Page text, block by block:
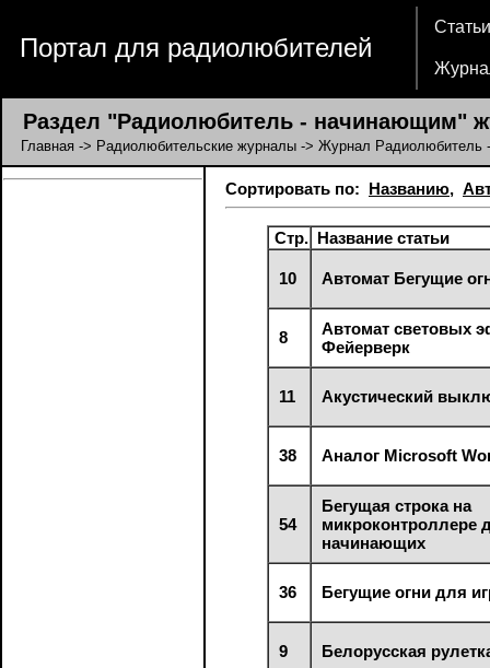
Портал для радиолюбителей
Статьи
Раздел "Радиолюбитель - начинающим"
Главная -> Радиолюбительские журналы -> Журнал Радиолюбитель
Сортировать по: Названию,
Стр. Название статьи
10 Автомат Бегущие
8
Автомат световых
Фейерверк
11 Акустический
38 Аналог Microsoft
54
Бегущая строка на
микроконтроллере
начинающих
36 Бегущие огни для
9 Белорусская